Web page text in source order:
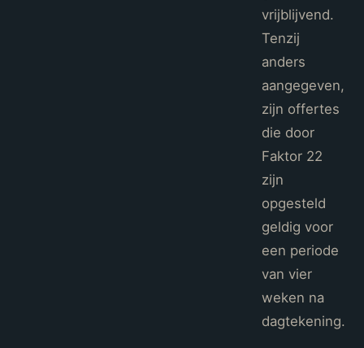
vrijblijvend.
Tenzij
anders
aangegeven,
zijn offertes
die door
Faktor 22
zijn
opgesteld
geldig voor
een periode
van vier
weken na
dagtekening.